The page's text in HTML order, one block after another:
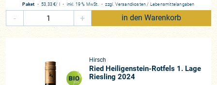
Paket ・ 53,33 €/ l ・ inkl. 19 % MwSt.・zzgl. Versandkosten / Lebensmittelangaben
- + in den Warenkorb
Hirsch
Ried Heiligenstein-Rotfels 1. Lage
Riesling 2024